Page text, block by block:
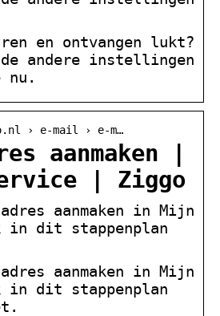
en ontvangen lukt?
andere instellingen
nu.
› e-mail › e-m…
aanmaken |
| Ziggo
aanmaken in Mijn
in dit stappenplan
aanmaken in Mijn
in dit stappenplan